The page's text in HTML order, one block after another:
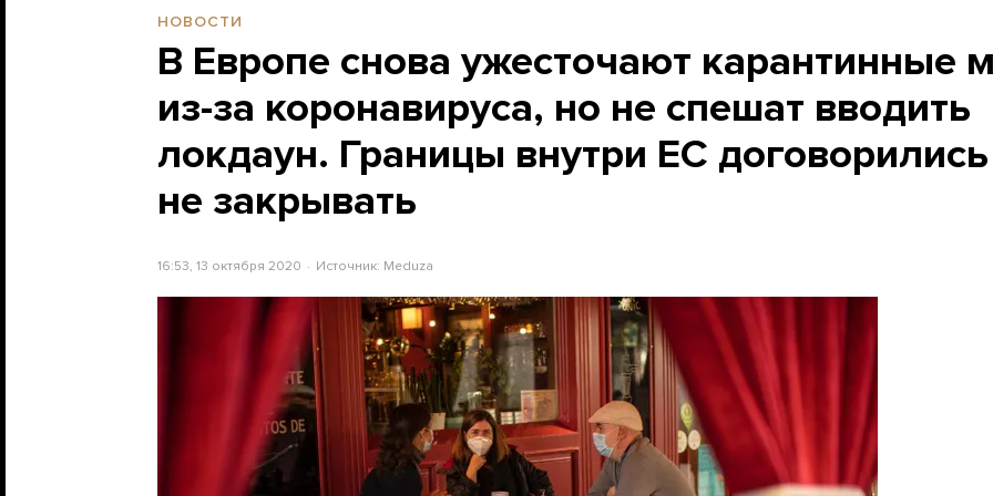
НОВОСТИ
В Европе снова ужесточают карантинные
из-за коронавируса, но не спешат вводить
локдаун. Границы внутри ЕС договорились
не закрывать
16:53, 13 октября 2020 Источник: Meduza